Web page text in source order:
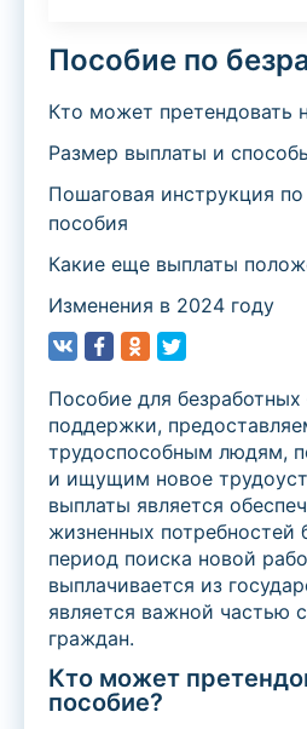
Пособие по
Кто может претендовать
Размер выплаты и
Пошаговая инструкция
пособия
Какие еще выплаты
Изменения в 2024 году
Пособие для безработных
поддержки,
трудоспособным людям,
и ищущим новое
выплаты является
жизненных потребностей
период поиска новой
выплачивается из
является важной частью
граждан.
Кто может
пособие?